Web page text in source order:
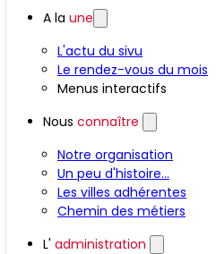
A la une
L'actu du sivu
Le rendez-vous du mois
Menus interactifs
Nous connaître
Notre organisation
Un peu d'histoire...
Les villes adhérentes
Chemin des métiers
L' administration